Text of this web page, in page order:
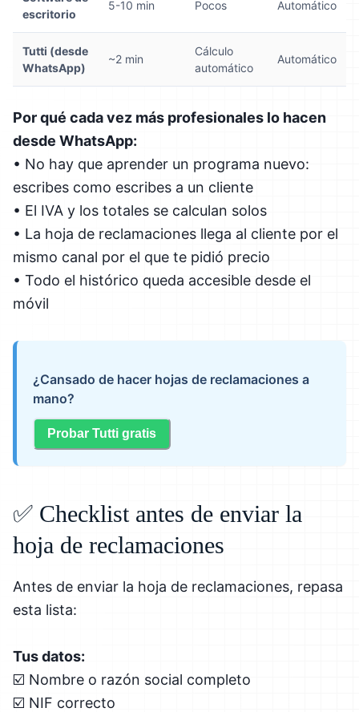
escritorio
5-10 min Pocos Automático
Tutti (desde
WhatsApp)
~2 min
Cálculo
automático
Automático
Por qué cada vez más profesionales lo hacen
desde WhatsApp:
• No hay que aprender un programa nuevo:
escribes como escribes a un cliente
• El IVA y los totales se calculan solos
• La hoja de reclamaciones llega al cliente por el
mismo canal por el que te pidió precio
• Todo el histórico queda accesible desde el
móvil
¿Cansado de hacer hojas de reclamaciones a
mano?
Probar Tutti gratis
✅ Checklist antes de enviar la
hoja de reclamaciones
Antes de enviar la hoja de reclamaciones, repasa
esta lista:
Tus datos:
☑️ Nombre o razón social completo
☑️ NIF correcto